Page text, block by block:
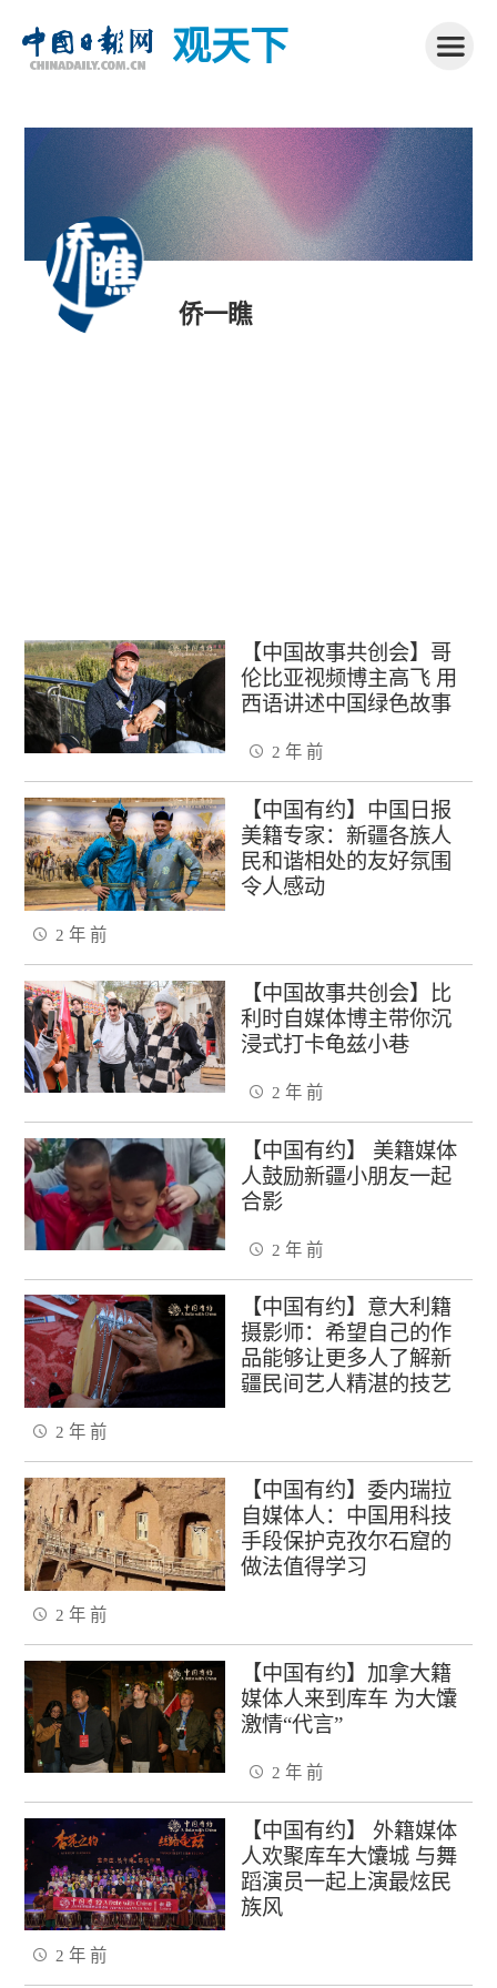
观天下
侨一瞧
【中国故事共创会】哥
伦比亚视频博主高飞 用
西语讲述中国绿色故事
2 年 前
【中国有约】中国日报
美籍专家：新疆各族人
民和谐相处的友好氛围
令人感动
2 年 前
【中国故事共创会】比
利时自媒体博主带你沉
浸式打卡龟兹小巷
2 年 前
【中国有约】 美籍媒体
人鼓励新疆小朋友一起
合影
2 年 前
【中国有约】意大利籍
摄影师：希望自己的作
品能够让更多人了解新
疆民间艺人精湛的技艺
2 年 前
【中国有约】委内瑞拉
自媒体人：中国用科技
手段保护克孜尔石窟的
做法值得学习
2 年 前
【中国有约】加拿大籍
媒体人来到库车 为大馕
激情“代言”
2 年 前
【中国有约】 外籍媒体
人欢聚库车大馕城 与舞
蹈演员一起上演最炫民
族风
2 年 前